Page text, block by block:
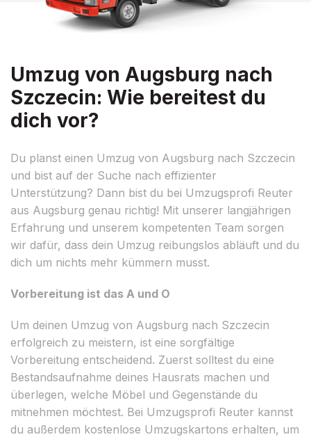
Umzug von Augsburg nach
Szczecin: Wie bereitest du
dich vor?
Du planst einen Umzug von Augsburg nach Szczecin
und bist auf der Suche nach effizienter
Unterstützung? Dann bist du bei Umzugsprofi Reuter
aus Augsburg genau richtig! Mit unserer langjährigen
Erfahrung und unserem kompetenten Team sorgen
wir dafür, dass dein Umzug reibungslos abläuft und du
dich um nichts mehr kümmern musst.
Vorbereitung ist das A und O
Um deinen Umzug von Augsburg nach Szczecin
erfolgreich zu meistern, ist eine sorgfältige
Vorbereitung entscheidend. Zuerst solltest du eine
Bestandsaufnahme deines Hausrats machen und
überlegen, welche Möbel und Gegenstände du
mitnehmen möchtest. Bei Umzugsprofi Reuter kannst
du außerdem kostenlose Umzugskartons erhalten, um